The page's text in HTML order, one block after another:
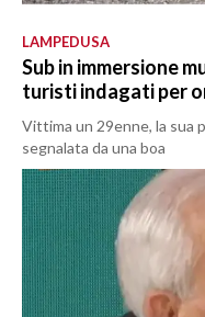
LAMPEDUSA
Sub in immersione
turisti indagati per
Vittima un 29enne, la sua
segnalata da una boa